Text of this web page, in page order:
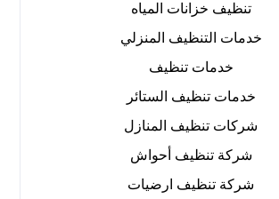
تنظيف خزانات المياه
خدمات التنظيف المنزلي
خدمات تنظيف
خدمات تنظيف الستائر
شركات تنظيف المنازل
شركة تنظيف أحواش
شركة تنظيف ارضيات